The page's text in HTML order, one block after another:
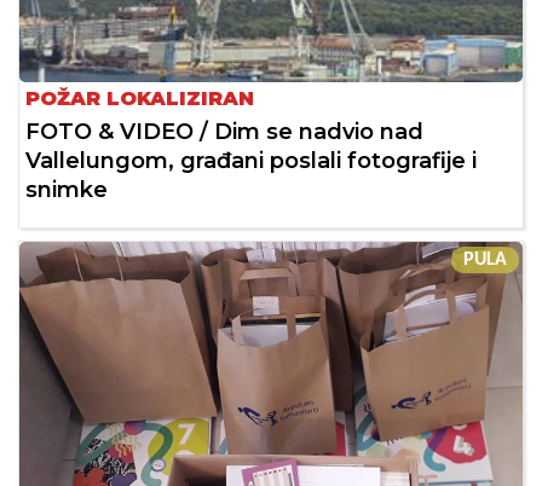
POŽAR LOKALIZIRAN
FOTO & VIDEO / Dim se nadvio nad
Vallelungom, građani poslali fotografije i
snimke
PULA